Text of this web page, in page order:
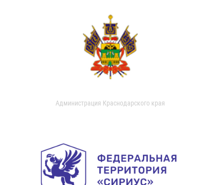
Администрация Краснодарского края